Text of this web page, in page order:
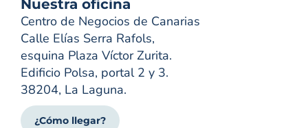
Nuestra oficina
Centro de Negocios de Canarias
Calle Elías Serra Rafols,
esquina Plaza Víctor Zurita.
Edificio Polsa, portal 2 y 3.
38204, La Laguna.
¿Cómo llegar?